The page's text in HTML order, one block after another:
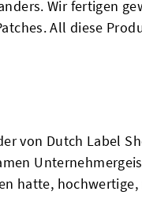
Wir fertigen
All diese
von Dutch Label
hatte,